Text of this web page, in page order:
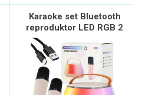
Karaoke set Bluetooth
reproduktor LED RGB 2